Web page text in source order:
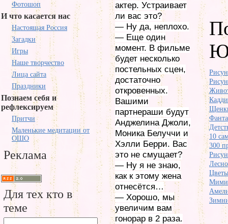
Фотошоп
И что касается нас
Настоящая Россия
Загадки
Игры
Наше творчество
Лица сайта
Праздники
Познаем себя и
рефлексируем
Притчи
Маленькие медитации от
ОШО
Реклама
Для тех кто в
теме
актер. Устраивает
ли вас это?
— Ну да, неплохо.
— Еще один
момент. В фильме
будет несколько
постельных сцен,
достаточно
откровенных.
Вашими
партнераши будут
Анджелина Джоли,
Моника Белуччи и
Хэлли Берри. Вас
это не смущает?
— Ну я не знаю,
как к этому жена
отнесётся…
— Хорошо, мы
увеличим вам
гонорар в 2 раза.
Кадди
10
300